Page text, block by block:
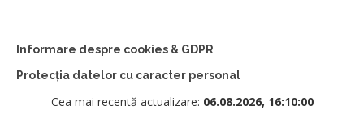
Informare despre cookies & GDPR
Protecția datelor cu caracter personal
Cea mai recentă actualizare: 06.08.2026, 16:10:00